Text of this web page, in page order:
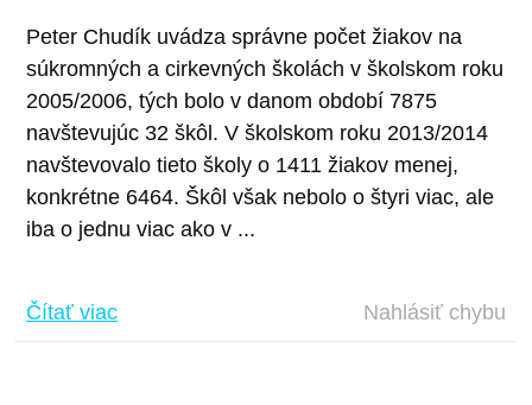
Peter Chudík uvádza správne počet žiakov na
súkromných a cirkevných školách v školskom roku
2005/2006, tých bolo v danom období 7875
navštevujúc 32 škôl. V školskom roku 2013/2014
navštevovalo tieto školy o 1411 žiakov menej,
konkrétne 6464. Škôl však nebolo o štyri viac, ale
iba o jednu viac ako v ...
Čítať viac Nahlásiť chybu